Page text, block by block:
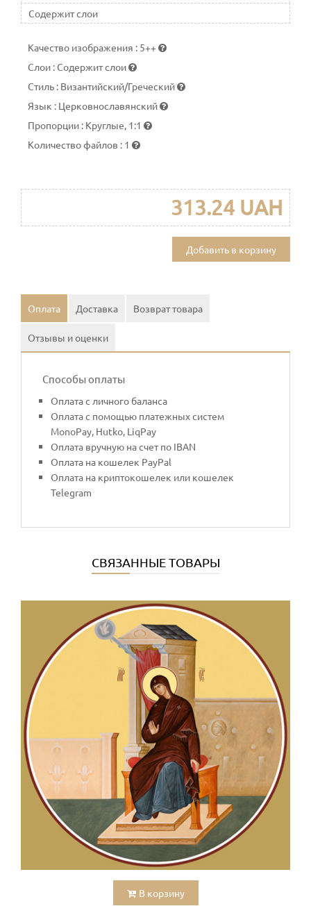
Содержит слои
Качество изображения : 5++
Слои :Содержит слои
Стиль : Византийский/Греческий
Язык : Церковнославянский
Пропорции : Круглые, 1:1
Количество файлов : 1
313.24 UAH
Добавить в корзину
Оплата Доставка Возврат товара
Отзывы и оценки
Способы оплаты
Оплата с личного баланса
Оплата с помощью платежных систем
MonoPay, Hutko, LiqPay
Оплата вручную на счет по IBAN
Оплата на кошелек PayPal
Оплата на криптокошелек или кошелек
Telegram
СВЯЗАННЫЕ ТОВАРЫ
В корзину